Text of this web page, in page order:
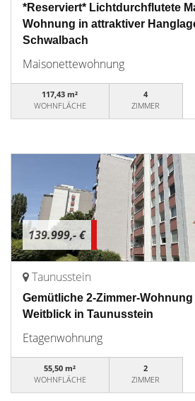
*Reserviert* Lichtdurchflutete
Wohnung in attraktiver
Schwalbach
Maisonettewohnung
117,43 m²
WOHNFLÄCHE
4
ZIMMER
139.999,- €
Taunusstein
Gemütliche 2-Zimmer-
Weitblick in Taunusstein
Etagenwohnung
55,50 m²
WOHNFLÄCHE
2
ZIMMER